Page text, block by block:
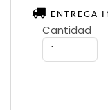
ENTREGA
Cantidad